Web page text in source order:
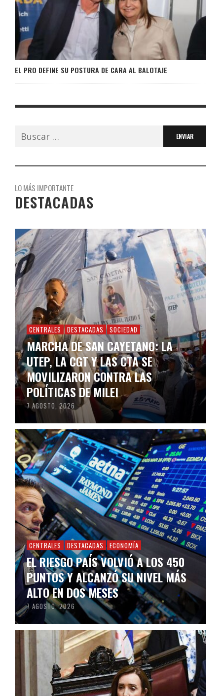
EL PRO DEFINE SU POSTURA DE CARA AL BALOTAJE
Buscar:
LO MÁS IMPORTANTE
DESTACADAS
CENTRALES DESTACADAS SOCIEDAD
MARCHA DE SAN CAYETANO: LA
UTEP, LA CGT Y LAS CTA SE
MOVILIZARON CONTRA LAS
POLÍTICAS DE MILEI
7 AGOSTO, 2026
CENTRALES DESTACADAS ECONOMÍA
EL RIESGO PAÍS VOLVIÓ A LOS 450
PUNTOS Y ALCANZÓ SU NIVEL MÁS
ALTO EN DOS MESES
7 AGOSTO, 2026